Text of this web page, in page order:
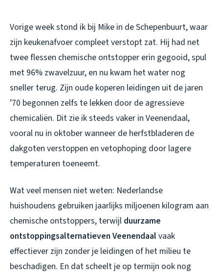
Vorige week stond ik bij Mike in de Schepenbuurt, waar
zijn keukenafvoer compleet verstopt zat. Hij had net
twee flessen chemische ontstopper erin gegooid, spul
met 96% zwavelzuur, en nu kwam het water nog
sneller terug. Zijn oude koperen leidingen uit de jaren
’70 begonnen zelfs te lekken door de agressieve
chemicaliën. Dit zie ik steeds vaker in Veenendaal,
vooral nu in oktober wanneer de herfstbladeren de
dakgoten verstoppen en vetophoping door lagere
temperaturen toeneemt.
Wat veel mensen niet weten: Nederlandse
huishoudens gebruiken jaarlijks miljoenen kilogram aan
chemische ontstoppers, terwijl duurzame
ontstoppingsalternatieven Veenendaal vaak
effectiever zijn zonder je leidingen of het milieu te
beschadigen. En dat scheelt je op termijn ook nog